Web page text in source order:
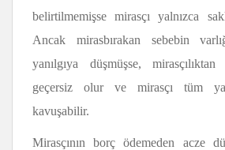
belirtilmemişse mirasçı yalnızca
Ancak mirasbırakan sebebin
yanılgıya düşmüşse,
geçersiz olur ve mirasçı tüm
kavuşabilir.
Mirasçının borç ödemeden acze